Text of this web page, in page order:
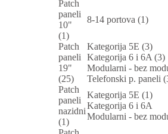
Patch
paneli
10"
(1)
8-14 portova (1)
Patch
paneli
19"
(25)
Kategorija 5E (3)
Kategorija 6 i 6A (3)
Modularni - bez
Telefonski p. paneli
Patch
paneli
nazidni
(1)
Kategorija 5E (1)
Kategorija 6 i 6A
Modularni - bez